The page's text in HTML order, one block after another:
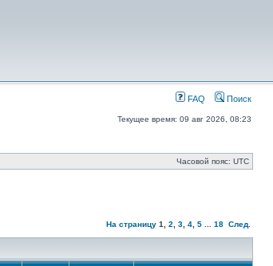
FAQ Поиск
Текущее время: 09 авг 2026, 08:23
Часовой пояс: UTC
На страницу 1 2 3 4 5 18 След.